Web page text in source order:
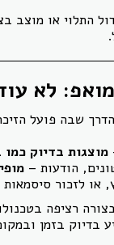
התלוי או מוצב
לא עוד
שבה פועל
מוצגות בדיוק כמו
הודעות –
או לזכור
בדיוק בזמן